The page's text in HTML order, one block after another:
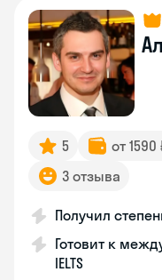
5 от
3 отзыва
Получил
Готовит к
IELTS